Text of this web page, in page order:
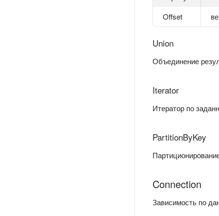
Offset
Union
Объединение
Iterator
Итератор по
PartitionByKey
Connection
Зависимость по